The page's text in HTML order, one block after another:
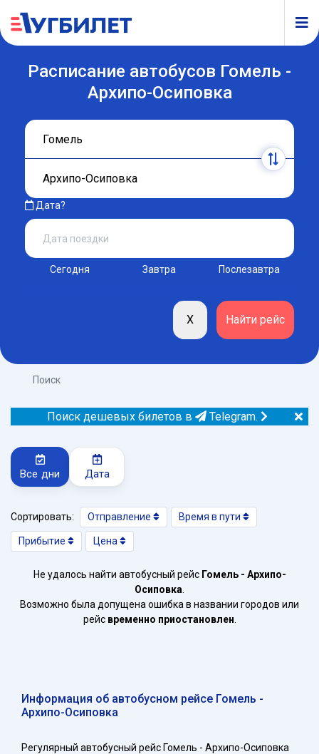
Расписание автобусов Гомель -
Архипо-Осиповка
Дата?
Сегодня Завтра Послезавтра
Поиск
Поиск дешевых билетов в Telegram.
Все дни Дата
Сортировать: Отправление Время в пути
Прибытие Цена
Не удалось найти автобусный рейс Гомель - Архипо-
Осиповка
Возможно была допущена ошибка в названии городов или
рейс временно приостановлен
Информация об автобусном рейсе Гомель -
Архипо-Осиповка
Регулярный автобусный рейс Гомель - Архипо-Осиповка